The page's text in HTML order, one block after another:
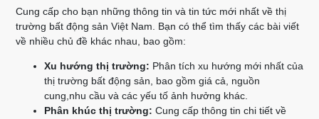
Cung cấp cho bạn những thông tin và tin tức mới nhất về thị
trường bất động sản Việt Nam. Bạn có thể tìm thấy các bài viết
về nhiều chủ đề khác nhau, bao gồm:
Xu hướng thị trường: Phân tích xu hướng mới nhất của
thị trường bất động sản, bao gồm giá cả, nguồn
cung,nhu cầu và các yếu tố ảnh hưởng khác.
Phân khúc thị trường: Cung cấp thông tin chi tiết về